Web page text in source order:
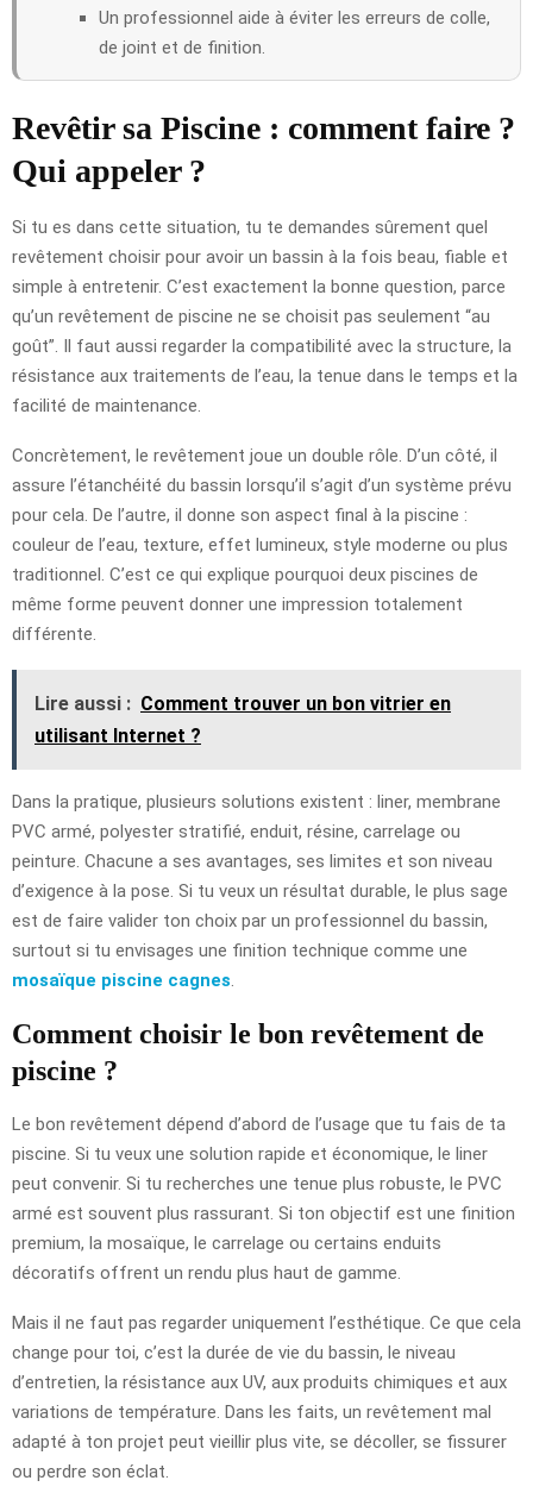
Un professionnel aide à éviter les erreurs de colle,
de joint et de finition.
Revêtir sa Piscine : comment faire ?
Qui appeler ?
Si tu es dans cette situation, tu te demandes sûrement quel
revêtement choisir pour avoir un bassin à la fois beau, fiable et
simple à entretenir. C’est exactement la bonne question, parce
qu’un revêtement de piscine ne se choisit pas seulement “au
goût”. Il faut aussi regarder la compatibilité avec la structure, la
résistance aux traitements de l’eau, la tenue dans le temps et la
facilité de maintenance.
Concrètement, le revêtement joue un double rôle. D’un côté, il
assure l’étanchéité du bassin lorsqu’il s’agit d’un système prévu
pour cela. De l’autre, il donne son aspect final à la piscine :
couleur de l’eau, texture, effet lumineux, style moderne ou plus
traditionnel. C’est ce qui explique pourquoi deux piscines de
même forme peuvent donner une impression totalement
différente.
Lire aussi : Comment trouver un bon vitrier en
utilisant Internet ?
Dans la pratique, plusieurs solutions existent : liner, membrane
PVC armé, polyester stratifié, enduit, résine, carrelage ou
peinture. Chacune a ses avantages, ses limites et son niveau
d’exigence à la pose. Si tu veux un résultat durable, le plus sage
est de faire valider ton choix par un professionnel du bassin,
surtout si tu envisages une finition technique comme une
mosaïque piscine cagnes
Comment choisir le bon revêtement de
piscine ?
Le bon revêtement dépend d’abord de l’usage que tu fais de ta
piscine. Si tu veux une solution rapide et économique, le liner
peut convenir. Si tu recherches une tenue plus robuste, le PVC
armé est souvent plus rassurant. Si ton objectif est une finition
premium, la mosaïque, le carrelage ou certains enduits
décoratifs offrent un rendu plus haut de gamme.
Mais il ne faut pas regarder uniquement l’esthétique. Ce que cela
change pour toi, c’est la durée de vie du bassin, le niveau
d’entretien, la résistance aux UV, aux produits chimiques et aux
variations de température. Dans les faits, un revêtement mal
adapté à ton projet peut vieillir plus vite, se décoller, se fissurer
ou perdre son éclat.